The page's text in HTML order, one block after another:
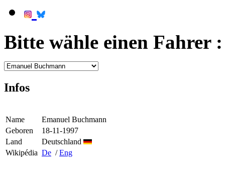
Bitte wähle einen Fahrer :
Infos
Name
Emanuel Buchmann
Geboren
18-11-1997
Land
Deutschland
Wikipédia De /Eng